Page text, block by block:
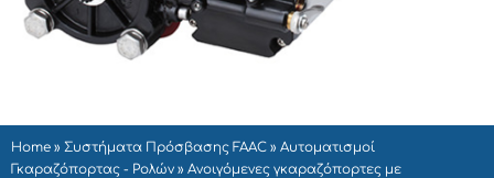
Home » Συστήματα Πρόσβασης FAAC » Αυτοματισμοί
Γκαραζόπορτας - Ρολών » Ανοιγόμενες γκαραζόπορτες με